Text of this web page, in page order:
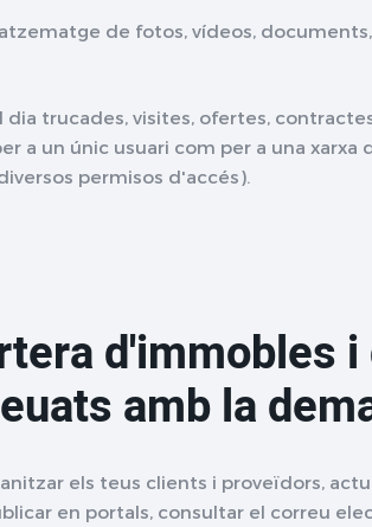
de fotos, vídeos,
dia trucades, visites, ofertes,
a un únic usuari com per a una xarxa
permisos d'accés).
d'immobles i
amb la
els teus clients i proveïdors,
en portals, consultar el correu